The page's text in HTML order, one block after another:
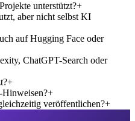
unterstützt?+
aber nicht selbst KI
auf Hugging Face oder
ChatGPT-Search oder
+
+
veröffentlichen?+